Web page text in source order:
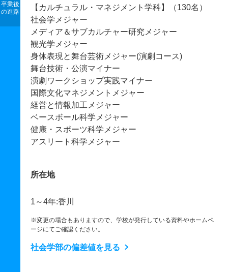
卒業後
の進路
【カルチュラル・マネジメント学科】（130名）
社会学メジャー
メディア＆サブカルチャー研究メジャー
観光学メジャー
身体表現と舞台芸術メジャー(演劇コース)
舞台技術・公演マイナー
演劇ワークショップ実践マイナー
国際文化マネジメントメジャー
経営と情報加工メジャー
ベースボール科学メジャー
健康・スポーツ科学メジャー
アスリート科学メジャー
所在地
1～4年:香川
※変更の場合もありますので、学校が発行している資料やホームペ
ージにてご確認ください。
社会学部の偏差値を見る